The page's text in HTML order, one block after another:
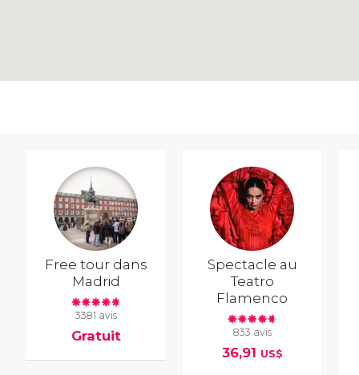
Free tour dans
Madrid
3381 avis
Gratuit
Spectacle au
Teatro
Flamenco
833 avis
36,91 US$